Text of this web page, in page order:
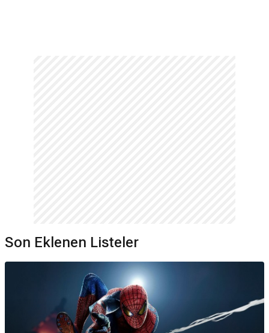
Son Eklenen Listeler